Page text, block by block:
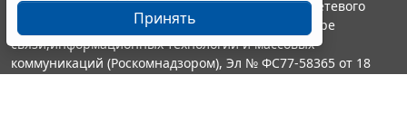
Принять
Портал ГАРАНТ.РУ зарегистрирован в качестве сетевого
издания Федеральной службой по надзору в сфере
связи,информационных технологий и массовых
коммуникаций (Роскомнадзором), Эл № ФС77-58365 от 18